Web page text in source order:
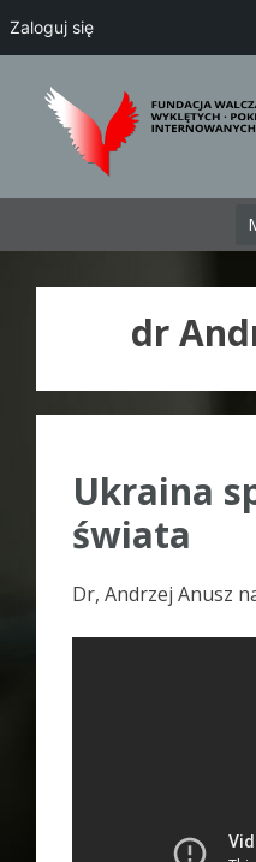
dr
Ukraina
świata
Dr, Andrzej Anusz
Zaloguj się